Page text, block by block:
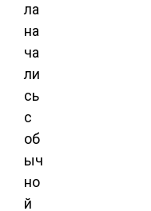
ла
на
ча
ли
сь
с
об
ыч
но
й